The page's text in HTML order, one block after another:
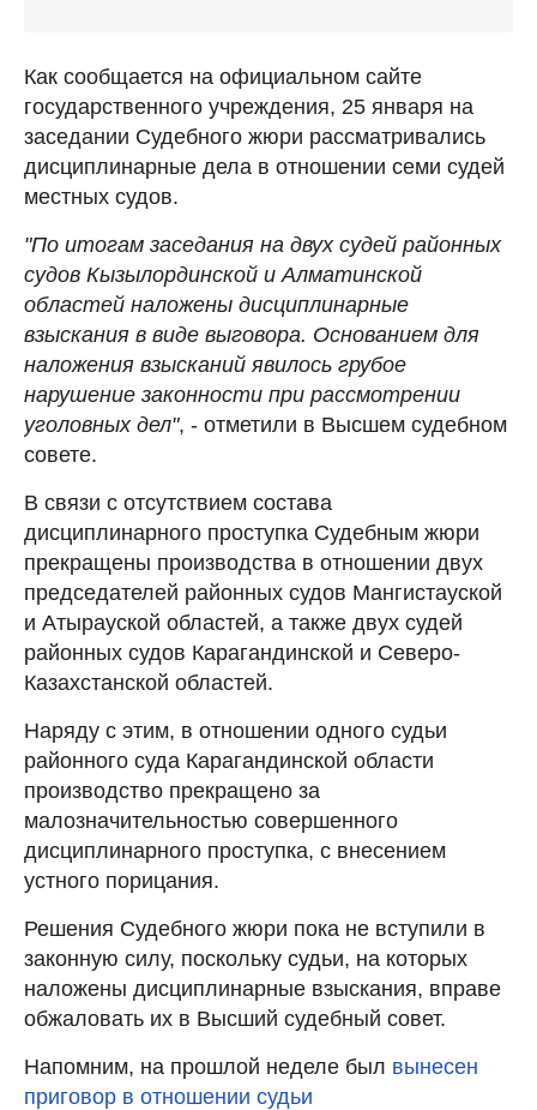
Как сообщается на официальном сайте
государственного учреждения, 25 января на
заседании Судебного жюри рассматривались
дисциплинарные дела в отношении семи судей
местных судов.
"По итогам заседания на двух судей районных
судов Кызылординской и Алматинской
областей наложены дисциплинарные
взыскания в виде выговора. Основанием для
наложения взысканий явилось грубое
нарушение законности при рассмотрении
уголовных дел", - отметили в Высшем судебном
совете.
В связи с отсутствием состава
дисциплинарного проступка Судебным жюри
прекращены производства в отношении двух
председателей районных судов Мангистауской
и Атырауской областей, а также двух судей
районных судов Карагандинской и Северо-
Казахстанской областей.
Наряду с этим, в отношении одного судьи
районного суда Карагандинской области
производство прекращено за
малозначительностью совершенного
дисциплинарного проступка, с внесением
устного порицания.
Решения Судебного жюри пока не вступили в
законную силу, поскольку судьи, на которых
наложены дисциплинарные взыскания, вправе
обжаловать их в Высший судебный совет.
Напомним, на прошлой неделе был вынесен
приговор в отношении судьи